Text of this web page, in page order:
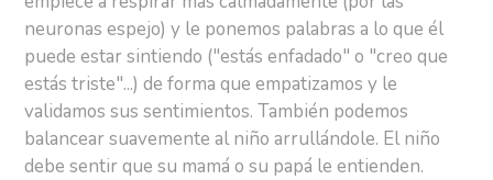
neuronas espejo) y le ponemos palabras a lo que él
puede estar sintiendo ("estás enfadado" o "creo que
estás triste"...) de forma que empatizamos y le
validamos sus sentimientos. También podemos
balancear suavemente al niño arrullándole. El niño
debe sentir que su mamá o su papá le entienden.